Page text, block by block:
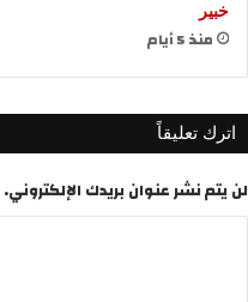
خبير
منذ 5 أيام
اترك تعليقاً
لن يتم نشر عنوان بريدك الإلكتروني.